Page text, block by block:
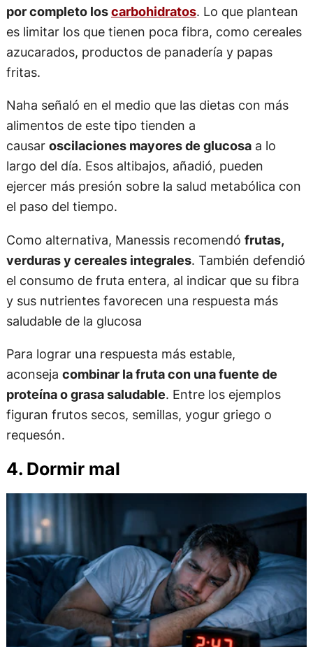
por completo loscarbohidratos. Lo que plantean
es limitar los que tienen poca fibra, como cereales
azucarados, productos de panadería y papas
fritas.
Naha señaló en el medio que las dietas con más
alimentos de este tipo tienden a
causar oscilaciones mayores de glucosaa lo
largo del día. Esos altibajos, añadió, pueden
ejercer más presión sobre la salud metabólica con
el paso del tiempo.
Como alternativa, Manessis recomendó frutas,
verduras y cereales integrales. También defendió
el consumo de fruta entera, al indicar que su fibra
y sus nutrientes favorecen una respuesta más
saludable de la glucosa
Para lograr una respuesta más estable,
aconseja combinar la fruta con una fuente de
proteína o grasa saludable. Entre los ejemplos
figuran frutos secos, semillas, yogur griego o
requesón.
4. Dormir mal